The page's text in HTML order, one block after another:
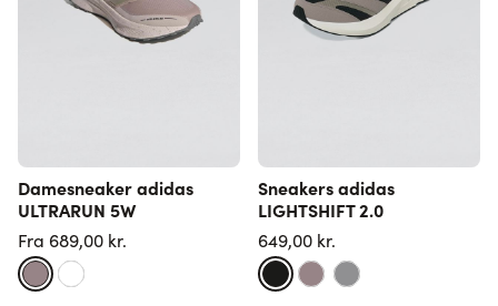
Damesneaker adidas
ULTRARUN 5W
Fra 689,00 kr.
Sneakers adidas
LIGHTSHIFT 2.0
649,00 kr.